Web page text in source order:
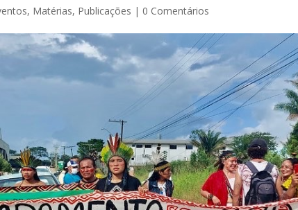
, Matérias, Publicações | 0 Comentários